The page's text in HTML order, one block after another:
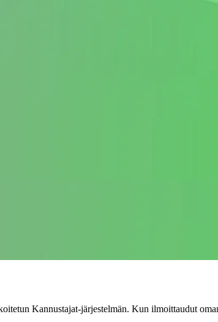
Kannustajat-järjestelmän. Kun ilmoittaudut